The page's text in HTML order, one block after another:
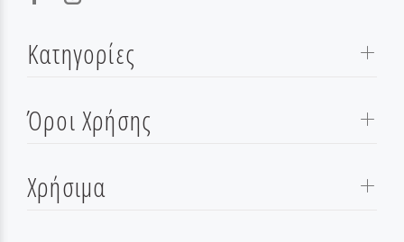
Κατηγορίες
Όροι Χρήσης
Χρήσιμα